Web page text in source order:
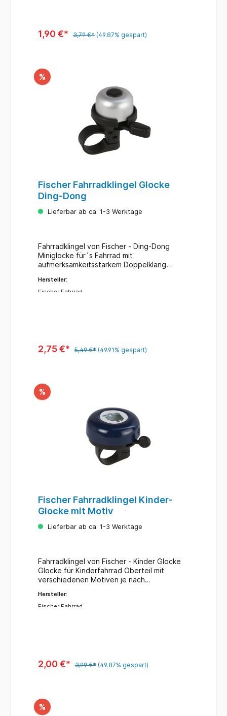
1,90 €* 3,79 €* (49.87% gespart)
%
Fischer Fahrradklingel Glocke
Ding-Dong
Lieferbar ab ca. 1-3 Werktage
Fahrradklingel von Fischer - Ding-Dong
Miniglocke für´s Fahrrad mit
aufmerksamkeitsstarkem Doppelklang
Hersteller:
Fischer Fahrrad
2,75 €* 5,49 €* (49.91% gespart)
%
Fischer Fahrradklingel Kinder-
Glocke mit Motiv
Lieferbar ab ca. 1-3 Werktage
Fahrradklingel von Fischer - Kinder Glocke
Glocke für Kinderfahrrad Oberteil mit
verschiedenen Motiven je nach
Abbildung ähnlich: Fahrradklingel mit
verschiedenen Motiven - Lieferung je nach
Hersteller:
Fischer Fahrrad
2,00 €* 3,99 €* (49.87% gespart)
%